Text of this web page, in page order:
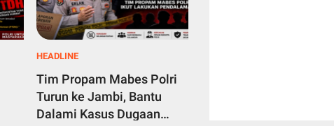
HEADLINE
Tim Propam Mabes Polri
Turun ke Jambi, Bantu
Dalami Kasus Dugaan